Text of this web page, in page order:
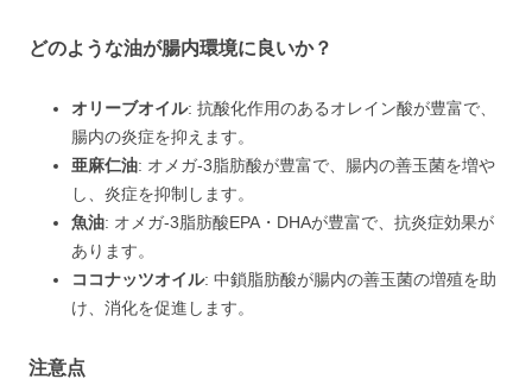
どのような油が腸内環境に良いか？
オリーブオイル: 抗酸化作用のあるオレイン酸が豊富で、
腸内の炎症を抑えます。
亜麻仁油: オメガ-3脂肪酸が豊富で、腸内の善玉菌を増や
し、炎症を抑制します。
魚油: オメガ-3脂肪酸EPA・DHAが豊富で、抗炎症効果が
あります。
ココナッツオイル: 中鎖脂肪酸が腸内の善玉菌の増殖を助
け、消化を促進します。
注意点